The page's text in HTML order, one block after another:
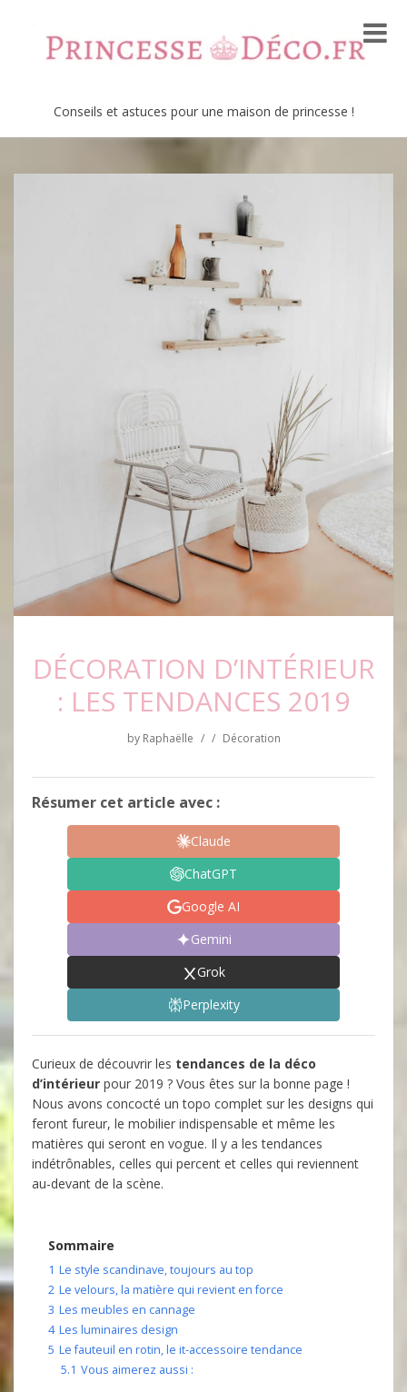
Conseils et astuces pour une maison de princesse !
DÉCORATION D’INTÉRIEUR
: LES TENDANCES 2019
by Raphaëlle / / Décoration
Résumer cet article avec :
Claude
ChatGPT
Google AI
Gemini
Grok
Perplexity
Curieux de découvrir les tendances de la déco
d’intérieur pour 2019 ? Vous êtes sur la bonne page !
Nous avons concocté un topo complet sur les designs qui
feront fureur, le mobilier indispensable et même les
matières qui seront en vogue. Il y a les tendances
indétrônables, celles qui percent et celles qui reviennent
au-devant de la scène.
Sommaire
1 Le style scandinave, toujours au top
2 Le velours, la matière qui revient en force
3 Les meubles en cannage
4 Les luminaires design
5 Le fauteuil en rotin, le it-accessoire tendance
5.1 Vous aimerez aussi :